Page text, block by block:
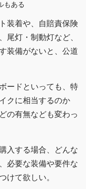
もある
装着や、自賠責保険
尾灯・制動灯など、
装備がないと、公道
ードといっても、特
クに相当するのか
の有無なども変わっ
入する場合、どんな
必要な装備や要件な
けて欲しい。